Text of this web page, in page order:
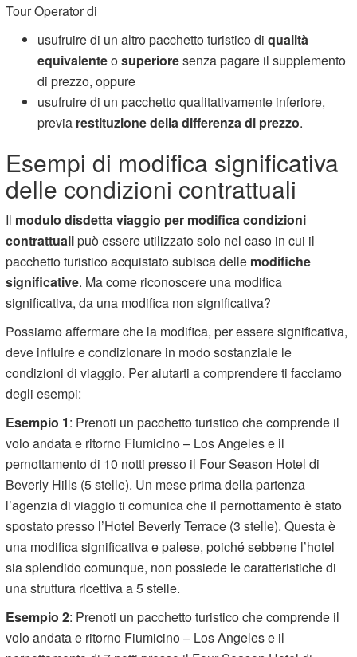
Tour Operator di
usufruire di un altro pacchetto turistico diqualità
equivalenteosuperioresenza pagare il supplemento
di prezzo, oppure
usufruire di un pacchetto qualitativamente inferiore,
previa restituzione della differenza di prezzo.
Esempi di modifica significativa
delle condizioni contrattuali
Il modulo disdetta viaggio per modifica condizioni
contrattualipuò essere utilizzato solo nel caso in cui il
pacchetto turistico acquistato subisca delle modifiche
significative. Ma come riconoscere una modifica
significativa, da una modifica non significativa?
Possiamo affermare che la modifica, per essere significativa,
deve influire e condizionare in modo sostanziale le
condizioni di viaggio. Per aiutarti a comprendere ti facciamo
degli esempi:
Esempio 1: Prenoti un pacchetto turistico che comprende il
volo andata e ritorno Fiumicino – Los Angeles e il
pernottamento di 10 notti presso il Four Season Hotel di
Beverly Hills (5 stelle). Un mese prima della partenza
l’agenzia di viaggio ti comunica che il pernottamento è stato
spostato presso l’Hotel Beverly Terrace (3 stelle). Questa è
una modifica significativa e palese, poiché sebbene l’hotel
sia splendido comunque, non possiede le caratteristiche di
una struttura ricettiva a 5 stelle.
Esempio 2: Prenoti un pacchetto turistico che comprende il
volo andata e ritorno Fiumicino – Los Angeles e il